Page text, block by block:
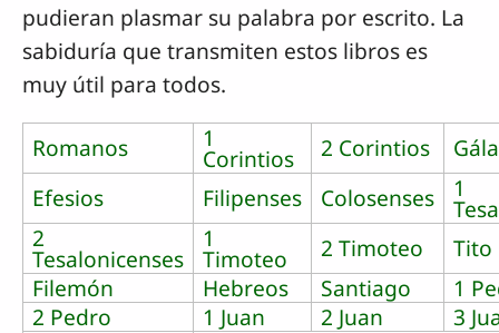
pudieran plasmar su palabra por escrito. La
sabiduría que transmiten estos libros es
muy útil para todos.
Romanos 1
Corintios 2 Corintios
Efesios
Filipenses Colosenses 1
2
Tesalonicenses
1
Timoteo 2 Timoteo
Tito
Filemón
Hebreos Santiago
1
2 Pedro
1 Juan 2 Juan
3